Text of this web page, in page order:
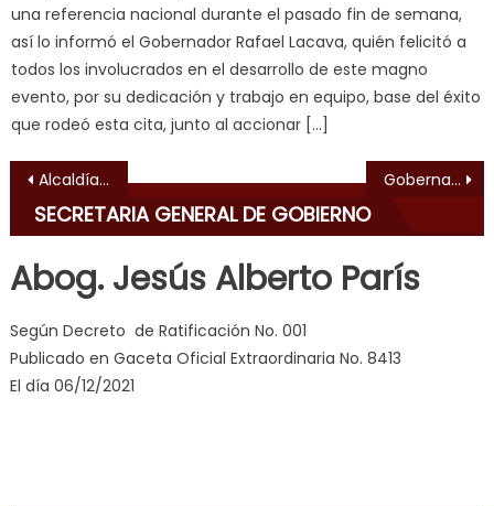
भ
ह,
dancer
milf,
de
pono
doido ,
una referencia nacional durante el pasado fin de semana,
así lo informó el Gobernador Rafael Lacava, quién felicitó a
todos los involucrados en el desarrollo de este magno
evento, por su dedicación y trabajo en equipo, base del éxito
que rodeó esta cita, junto al accionar […]
Navegación de entradas
Alcaldía realizó sustitución de colector de aguas servidas en el centro histórico de Tocuyito Gobernador Lacava entregó totalmente rehabilitado Polideportivo San Esteban
SECRETARIA GENERAL DE GOBIERNO
Abog. Jesús Alberto París
Según Decreto de Ratificación No. 001
Publicado en Gaceta Oficial Extraordinaria No. 8413
El día 06/12/2021